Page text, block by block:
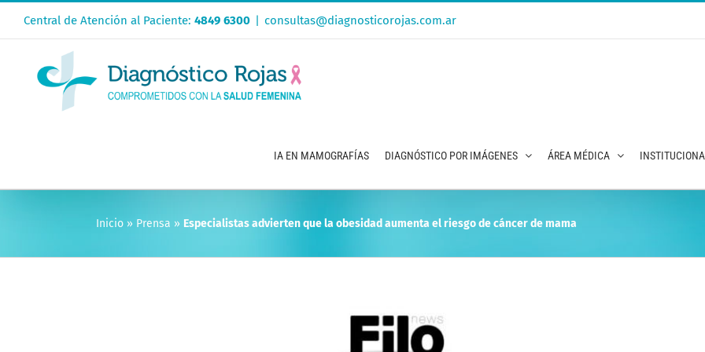
Central de Atención al Paciente: 4849 6300 | consultas@diagnosticorojas.com.ar
IA EN MAMOGRAFÍAS DIAGNÓSTICO POR IMÁGENES ÁREA MÉDICA
Inicio » Prensa » Especialistas advierten que la obesidad aumenta el riesgo de cáncer de mama